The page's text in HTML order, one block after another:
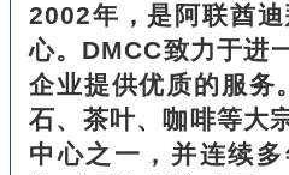
2002年，是阿联酋
心。DMCC致力于进
企业提供优质的服务
石、茶叶、咖啡等大
中心之一，并连续